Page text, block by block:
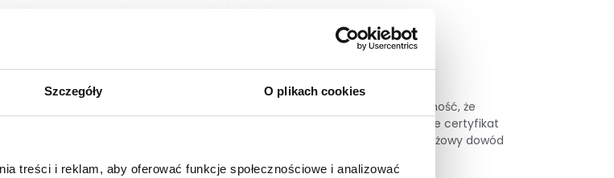
Szczegóły O plikach cookies
treści i reklam, aby oferować funkcje społecznościowe i analizować
sztucznych, który jest znany w kraju i za granicą. Dzięki temu masz pewność, że
standard sprzedawanych przez nas choinek potwierdza to, że posiadają one certyfikat
aspekty istotne dla bezpieczeństwa. Oznakowanie to oznacza prestiżowy dowód